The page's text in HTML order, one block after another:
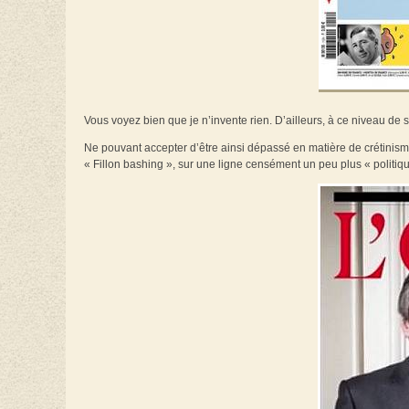
Vous voyez bien que je n’invente rien. D’ailleurs, à ce niveau
Ne pouvant accepter d’être ainsi dépassé en matière de
« Fillon bashing », sur une ligne censément un peu plus «